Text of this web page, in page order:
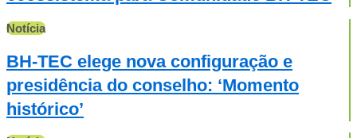
Notícia
BH-TEC elege nova configuração e
presidência do conselho: ‘Momento
histórico’